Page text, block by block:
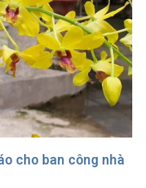
cho ban công nhà